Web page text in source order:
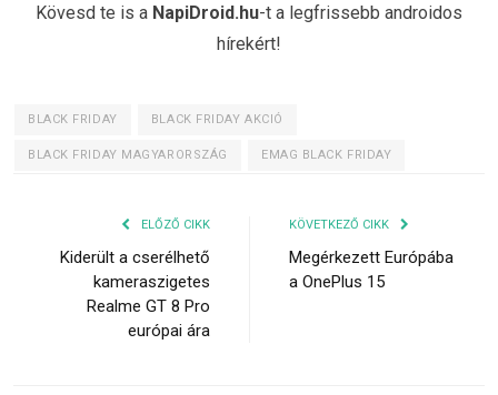
Kövesd te is a NapiDroid.hu-t a legfrissebb androidos
hírekért!
BLACK FRIDAY BLACK FRIDAY AKCIÓ
BLACK FRIDAY MAGYARORSZÁG EMAG BLACK FRIDAY
ELŐZŐ CIKK
Kiderült a cserélhető
kameraszigetes
Realme GT 8 Pro
európai ára
KÖVETKEZŐ CIKK
Megérkezett Európába
a OnePlus 15